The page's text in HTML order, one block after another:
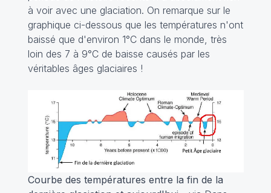
à voir avec une glaciation. On remarque sur le
graphique ci-dessous que les températures n'ont
baissé que d'environ 1°C dans le monde, très
loin des 7 à 9°C de baisse causés par les
véritables âges glaciaires !
Courbe des températures entre la fin de la